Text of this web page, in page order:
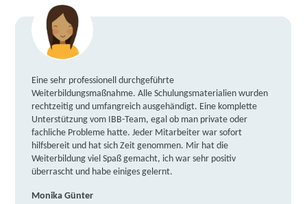
Eine sehr professionell durchgeführte
Weiterbildungsmaßnahme. Alle Schulungsmaterialien wurden
rechtzeitig und umfangreich ausgehändigt. Eine komplette
Unterstützung vom IBB-Team, egal ob man private oder
fachliche Probleme hatte. Jeder Mitarbeiter war sofort
hilfsbereit und hat sich Zeit genommen. Mir hat die
Weiterbildung viel Spaß gemacht, ich war sehr positiv
überrascht und habe einiges gelernt.
Monika Günter